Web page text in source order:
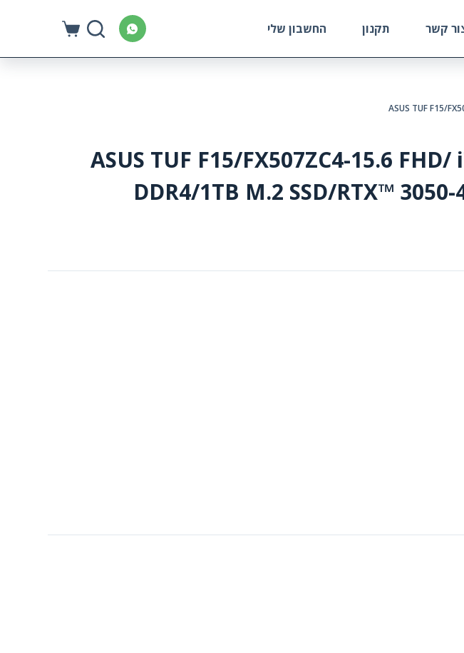
i
קשר תקנון החשבון שלי
ASUS TUF F15/
ASUS TUF F15/FX507ZC4-15.6
DDR4/1TB M.2 SSD/RTX™